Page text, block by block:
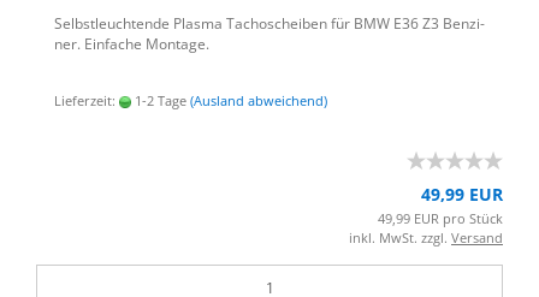
Selbst­leuch­ten­de Plas­ma Ta­cho­schei­ben für BMW E36 Z3 Ben­zi­
ner. Ein­fa­che Mon­ta­ge.
Lieferzeit: 1-2 Tage (Ausland abweichend)
49,99 EUR
49,99 EUR pro Stück
inkl. MwSt. zzgl. Versand